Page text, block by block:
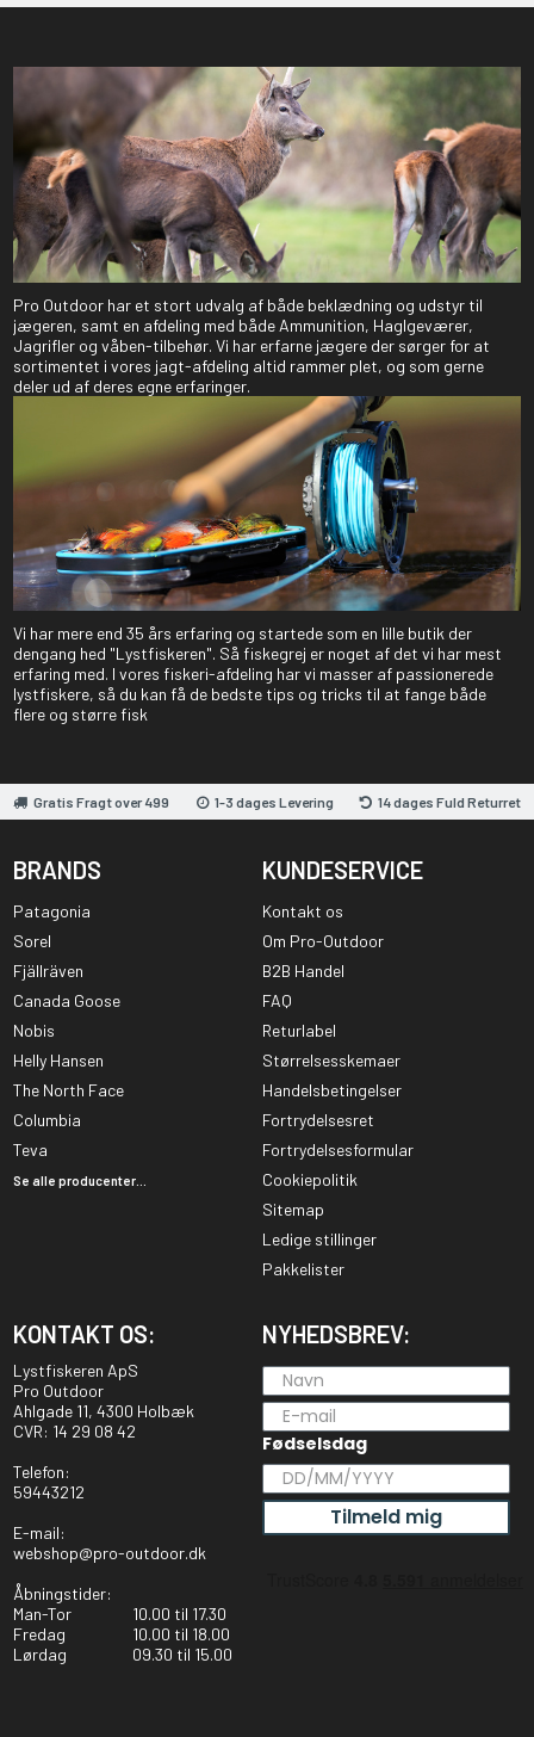
Pro Outdoor har et stort udvalg af både beklædning og udstyr til
jægeren, samt en afdeling med både Ammunition, Haglgeværer,
Jagrifler og våben-tilbehør. Vi har erfarne jægere der sørger for at
sortimentet i vores jagt-afdeling altid rammer plet, og som gerne
deler ud af deres egne erfaringer.
Vi har mere end 35 års erfaring og startede som en lille butik der
dengang hed "Lystfiskeren". Så fiskegrej er noget af det vi har mest
erfaring med. I vores fiskeri-afdeling har vi masser af passionerede
lystfiskere, så du kan få de bedste tips og tricks til at fange både
flere og større fisk
Gratis Fragt over 499 1-3 dages Levering 14 dages Fuld Returret
BRANDS
Patagonia
Sorel
Fjällräven
Canada Goose
Nobis
Helly Hansen
The North Face
Columbia
Teva
Se alle producenter...
KUNDESERVICE
Kontakt os
Om Pro-Outdoor
B2B Handel
FAQ
Returlabel
Størrelsesskemaer
Handelsbetingelser
Fortrydelsesret
Fortrydelsesformular
Cookiepolitik
Sitemap
Ledige stillinger
Pakkelister
KONTAKT OS:
Lystfiskeren ApS
Pro Outdoor
Ahlgade 11, 4300 Holbæk
CVR: 14 29 08 42
Telefon:
59443212
E-mail:
webshop@pro-outdoor.dk
Åbningstider:
Man-Tor
10.00 til 17.30
Fredag
10.00 til 18.00
Lørdag
09.30 til 15.00
NYHEDSBREV:
Fødselsdag
Tilmeld mig